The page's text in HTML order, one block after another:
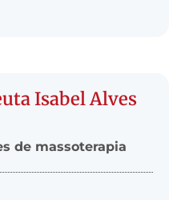
Isabel Alves
de massoterapia